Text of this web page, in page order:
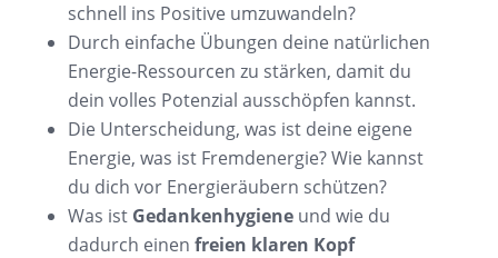
schnell ins Positive umzuwandeln?
Durch einfache Übungen deine natürlichen
Energie-Ressourcen zu stärken, damit du
dein volles Potenzial ausschöpfen kannst.
Die Unterscheidung, was ist deine eigene
Energie, was ist Fremdenergie? Wie kannst
du dich vor Energieräubern schützen?
Was ist Gedankenhygieneund wie du
dadurch einen freien klaren Kopf